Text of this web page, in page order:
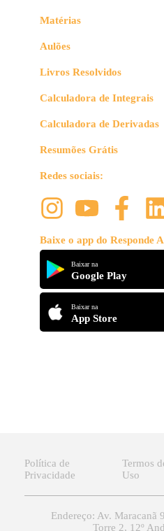
Matérias
Aulões
Livros Resolvidos
Calculadora de Integrais
Calculadora de Derivadas
Resumões Grátis
Redes sociais:
Baixe o app do Responde
Baixar na
Google Play
Baixar na
App Store
Política de
Privacidade
Termos
Uso
Endereço: Av. Maracanã
Torre 2, 12º